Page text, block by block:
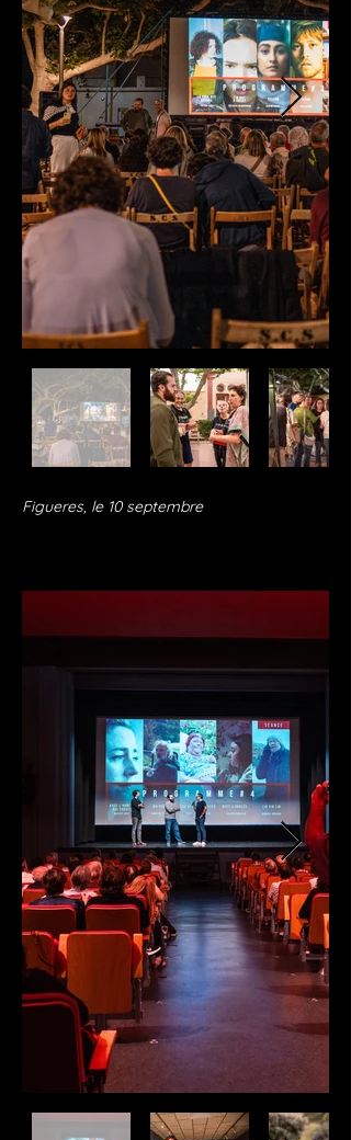
Figueres, le 10 septembre